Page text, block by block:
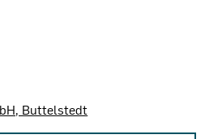
Buttelstedt